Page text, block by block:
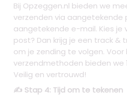
Bij Opzeggen.nl bieden we
verzenden via aangetekende
aangetekende e-mail. Kies je
post? Dan krijg je een track &
om je zending te volgen. Voor
verzendmethoden bieden we
Veilig en vertrouwd!
✍️ Stap 4: Tijd om te tekenen